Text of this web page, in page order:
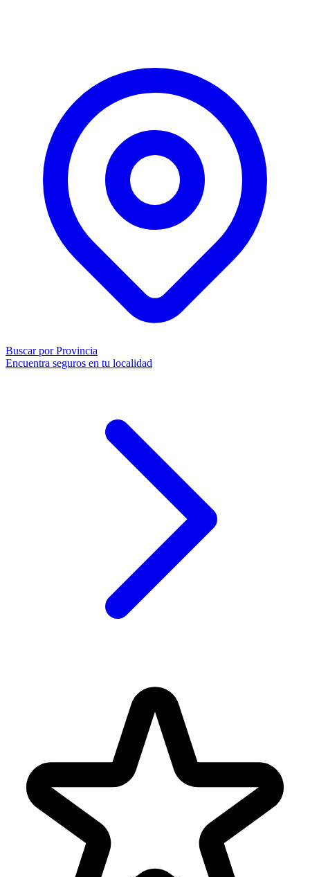
Buscar por Provincia
Encuentra seguros en tu localidad